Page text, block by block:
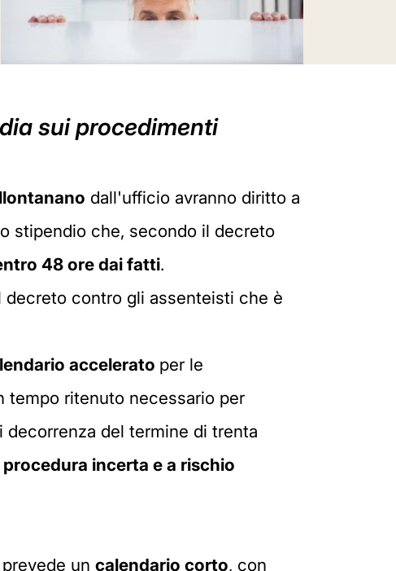
sui procedimenti
dall'ufficio avranno diritto a
stipendio che, secondo il decreto
48 ore dai fatti.
decreto contro gli assenteisti che è
accelerato per le
tempo ritenuto necessario per
del termine di trenta
procedura incerta e a rischio
un calendario corto, con